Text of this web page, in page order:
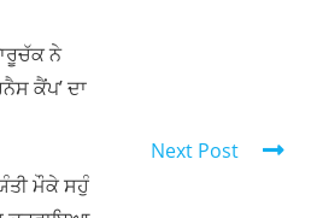
ਨੇ
ਕੈਂਪ’ ਦਾ
Next Post
ਮੌਕੇ ਸਹੁੰ